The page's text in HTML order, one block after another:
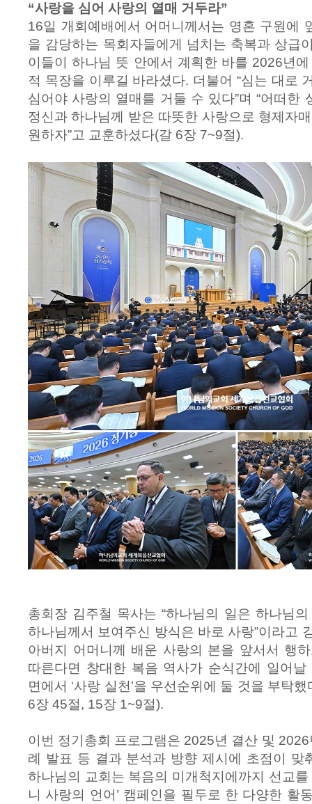
“사랑을 심어 사랑의 열매 거두라”
16일 개회예배에서 어머니께서는 영혼 구원에
을 감당하는 목회자들에게 넘치는 축복과 상급
이들이 하나님 뜻 안에서 계획한 바를 2026년
적 목장을 이루길 바라셨다. 더불어 “심는 대로
심어야 사랑의 열매를 거둘 수 있다”며 “어떠한
정신과 하나님께 받은 따뜻한 사랑으로 형제자
원하자”고 교훈하셨다(갈 6장 7~9절).
총회장 김주철 목사는 “하나님의 일은 하나님
하나님께서 보여주신 방식은 바로 사랑”이라고
아버지 어머니께 배운 사랑의 본을 앞서서 행
따른다면 창대한 복음 역사가 순식간에 일어날
면에서 ‘사랑 실천’을 우선순위에 둘 것을 부탁
6장 45절, 15장 1~9절).
이번 정기총회 프로그램은 2025년 결산 및
례 발표 등 결과 분석과 방향 제시에 초점이 맞
하나님의 교회는 복음의 미개척지에까지 선교를
니 사랑의 언어’ 캠페인을 필두로 한 다양한 활